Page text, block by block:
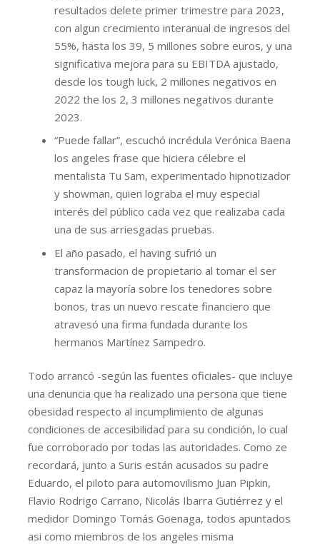
resultados delete primer trimestre para 2023,
con algun crecimiento interanual de ingresos del
55%, hasta los 39, 5 millones sobre euros, y una
significativa mejora para su EBITDA ajustado,
desde los tough luck, 2 millones negativos en
2022 the los 2, 3 millones negativos durante
2023.
“Puede fallar”, escuchó incrédula Verónica Baena
los angeles frase que hiciera célebre el
mentalista Tu Sam, experimentado hipnotizador
y showman, quien lograba el muy especial
interés del público cada vez que realizaba cada
una de sus arriesgadas pruebas.
El año pasado, el having sufrió un
transformacion de propietario al tomar el ser
capaz la mayoría sobre los tenedores sobre
bonos, tras un nuevo rescate financiero que
atravesó una firma fundada durante los
hermanos Martínez Sampedro.
Todo arrancó -según las fuentes oficiales- que incluye
una denuncia que ha realizado una persona que tiene
obesidad respecto al incumplimiento de algunas
condiciones de accesibilidad para su condición, lo cual
fue corroborado por todas las autoridades. Como ze
recordará, junto a Suris están acusados su padre
Eduardo, el piloto para automovilismo Juan Pipkin,
Flavio Rodrigo Carrano, Nicolás Ibarra Gutiérrez y el
medidor Domingo Tomás Goenaga, todos apuntados
asi como miembros de los angeles misma